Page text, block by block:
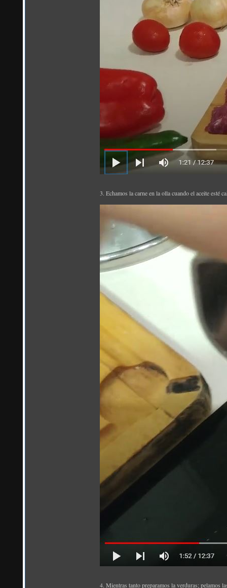
3. Echamos la carne en la olla cuando el aceite esté
4. Mientras tanto preparamos la verduras; pelamos